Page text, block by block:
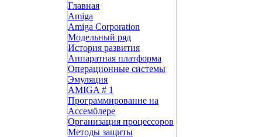
Главная
Amiga
Amiga Corporation
Модельный ряд
История развития
Аппаратная платформа
Операционные системы
Эмуляция
AMIGA # 1
Программирование на
Ассемблере
Организация процессоров
Методы защиты